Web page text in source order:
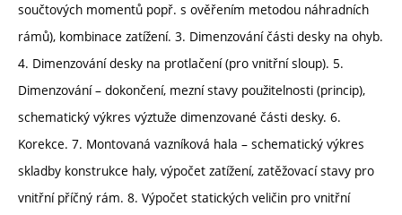
součtových momentů popř. s ověřením metodou náhradních
rámů), kombinace zatížení. 3. Dimenzování části desky na ohyb.
4. Dimenzování desky na protlačení (pro vnitřní sloup). 5.
Dimenzování – dokončení, mezní stavy použitelnosti (princip),
schematický výkres výztuže dimenzované části desky. 6.
Korekce. 7. Montovaná vazníková hala – schematický výkres
skladby konstrukce haly, výpočet zatížení, zatěžovací stavy pro
vnitřní příčný rám. 8. Výpočet statických veličin pro vnitřní